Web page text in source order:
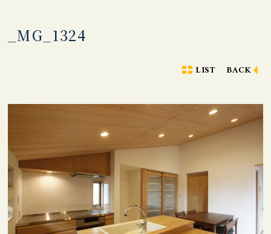
_MG_1324
LIST BACK